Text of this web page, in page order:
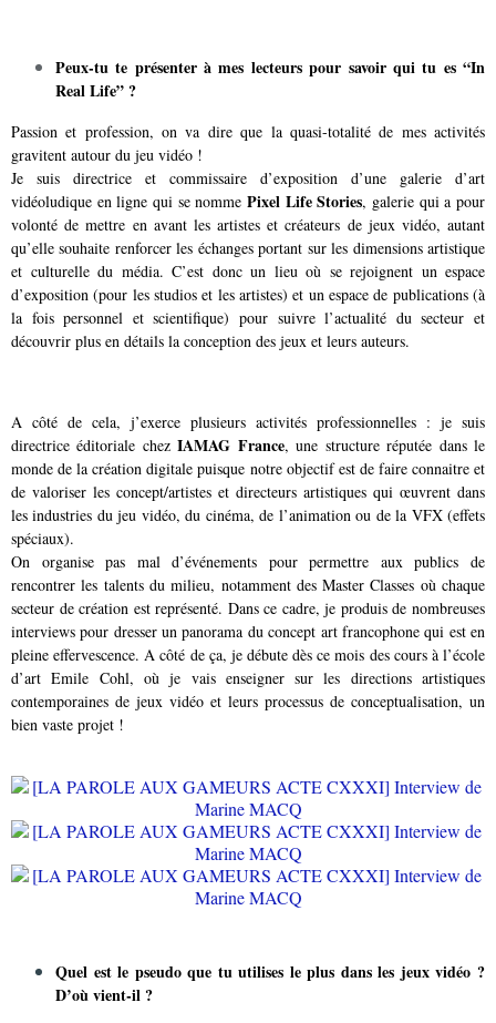
Peux-tu te présenter à mes lecteurs pour savoir qui tu es “In
Real Life” ?
Passion et profession, on va dire que la quasi-totalité de mes activités
gravitent autour du jeu vidéo !
Je suis directrice et commissaire d’exposition d’une galerie d’art
vidéoludique en ligne qui se nomme Pixel Life Stories, galerie qui a pour
volonté de mettre en avant les artistes et créateurs de jeux vidéo, autant
qu’elle souhaite renforcer les échanges portant sur les dimensions artistique
et culturelle du média. C’est donc un lieu où se rejoignent un espace
d’exposition (pour les studios et les artistes) et un espace de publications (à
la fois personnel et scientifique) pour suivre l’actualité du secteur et
découvrir plus en détails la conception des jeux et leurs auteurs.
A côté de cela, j’exerce plusieurs activités professionnelles : je suis
directrice éditoriale chezIAMAG France, une structureréputée dans le
monde de la création digitale puisque notre objectif est de faire connaitre et
de valoriser les concept/artistes et directeurs artistiques qui œuvrent dans
les industries du jeu vidéo, du cinéma, de l’animation ou de la VFX (effets
spéciaux).
On organise pas mal d’événements pour permettre aux publics de
rencontrer les talents du milieu, notamment des MasterClasses où chaque
secteur de création est représenté. Dans ce cadre, je produis de nombreuses
interviews pour dresser unpanorama du concept art francophone qui est en
pleine effervescence. A côté de ça, je débute dès ce mois des cours à l’école
d’art Emile Cohl, où je vais enseigner sur les directions artistiques
contemporaines de jeux vidéo et leurs processus de conceptualisation, un
bien vaste projet !
Quel est le pseudo que tu utilises le plus dans les jeux vidéo ?
D’où vient-il ?